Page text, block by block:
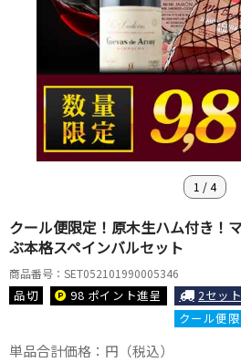
1 /4
クール便限定！原木生ハム付き！
ぶ本格スペインバルセット
商品番号：SET052101990005346
品切 98 ポイント進呈
2セッ
クール便
単品合計価格： 円（税込）